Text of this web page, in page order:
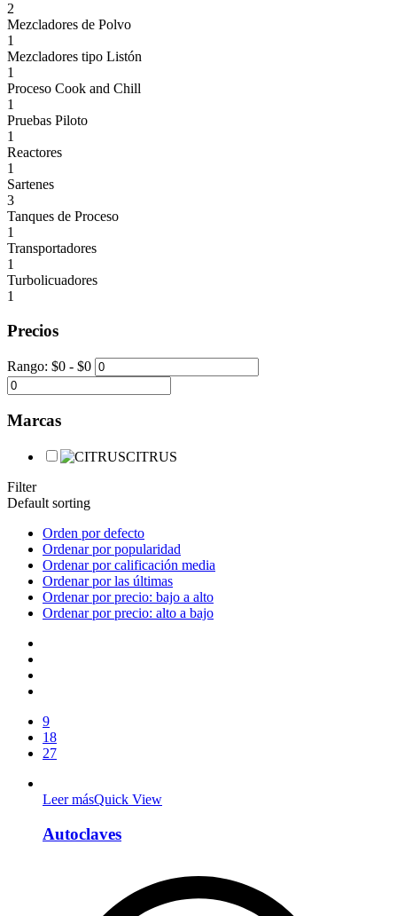
2
Mezcladores de Polvo
1
Mezcladores tipo Listón
1
Proceso Cook and Chill
1
Pruebas Piloto
1
Reactores
1
Sartenes
3
Tanques de Proceso
1
Transportadores
1
Turbolicuadores
1
Precios
Rango: $0 - $0
Marcas
CITRUS
Filter
Default sorting
Orden por defecto
Ordenar por popularidad
Ordenar por calificación media
Ordenar por las últimas
Ordenar por precio: bajo a alto
Ordenar por precio: alto a bajo
9
18
27
Leer másQuick View
Autoclaves